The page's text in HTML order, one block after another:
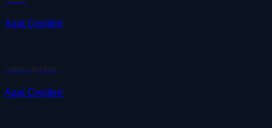
Agat Çeşitleri
Golden Light Blue
Agat Çeşitleri